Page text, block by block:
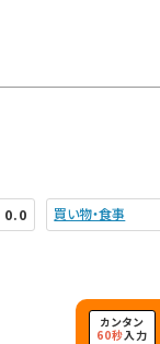
0.0 買い物・食事
カンタン
60秒入力